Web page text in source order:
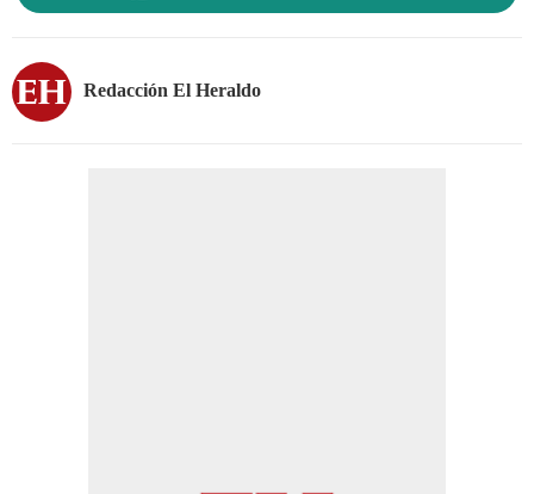
Redacción El Heraldo